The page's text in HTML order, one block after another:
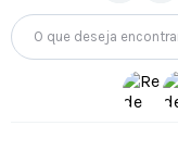
O que deseja encontrar?